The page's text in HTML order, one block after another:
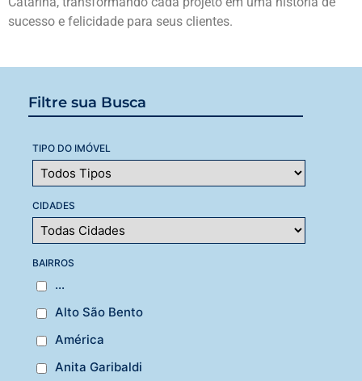
Filtre sua Busca
TIPO DO IMÓVEL
CIDADES
BAIRROS
...
Alto São Bento
América
Anita Garibaldi
sucesso e felicidade para seus clientes.